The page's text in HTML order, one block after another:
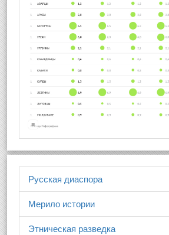
Русская диаспора
Мерило истории
Этническая разведка